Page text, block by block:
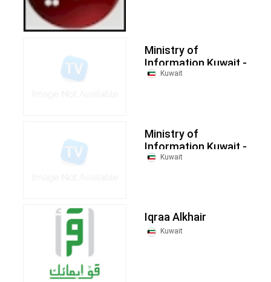
Ministry of
Information Kuwait -
KTV Plus
Kuwait
Ministry of
Information Kuwait -
KTV 1
Kuwait
Iqraa Alkhair
Kuwait